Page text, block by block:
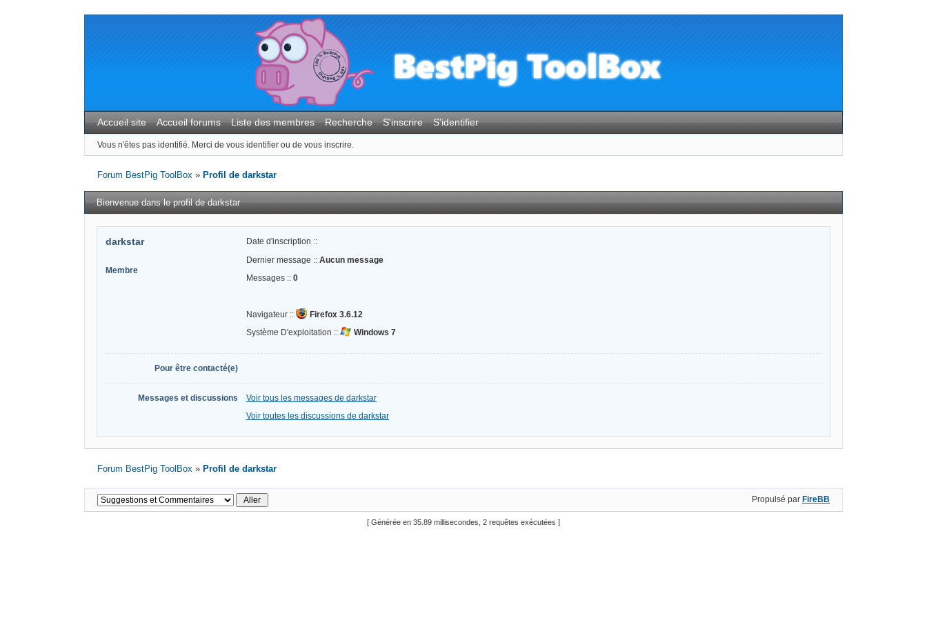
Accueil site Accueil forums Liste des membres Recherche S'inscrire S'identifier
Vous n'êtes pas identifié. Merci de vous identifier ou de vous inscrire.
Forum BestPig ToolBox » Profil de darkstar
Bienvenue dans le profil de darkstar
darkstar
Membre
Date d'inscription ::
Dernier message :: Aucun message
Messages :: 0
Navigateur ::
Firefox 3.6.12
Système D'exploitation ::
Windows 7
Pour être contacté(e)
Messages et discussions
Voir tous les messages de darkstar
Voir toutes les discussions de darkstar
Forum BestPig ToolBox » Profil de darkstar
Propulsé par FireBB
[ Générée en 35.89 millisecondes, 2 requêtes exécutées ]